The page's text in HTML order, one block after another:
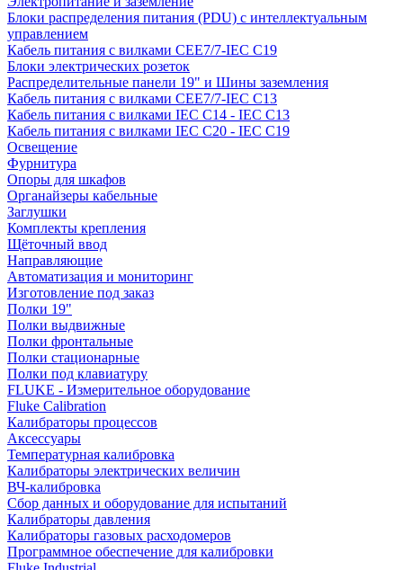
Блоки распределения питания (PDU) с интеллектуальным
управлением
Кабель питания с вилками CEE7/7-IEC C19
Блоки электрических розеток
Распределительные панели 19" и Шины заземления
Кабель питания с вилками CEE7/7-IEC C13
Кабель питания с вилками IEC C14 - IEC C13
Кабель питания с вилками IEC C20 - IEC C19
Освещение
Фурнитура
Опоры для шкафов
Органайзеры кабельные
Заглушки
Комплекты крепления
Щёточный ввод
Направляющие
Автоматизация и мониторинг
Изготовление под заказ
Полки 19"
Полки выдвижные
Полки фронтальные
Полки стационарные
Полки под клавиатуру
FLUKE - Измерительное оборудование
Fluke Calibration
Калибраторы процессов
Аксессуары
Температурная калибровка
Калибраторы электрических величин
ВЧ-калибровка
Сбор данных и оборудование для испытаний
Калибраторы давления
Калибраторы газовых расходомеров
Программное обеспечение для калибровки